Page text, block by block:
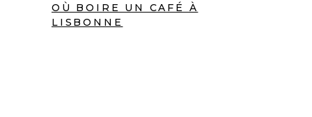
OÙ BOIRE UN CAFÉ À
LISBONNE